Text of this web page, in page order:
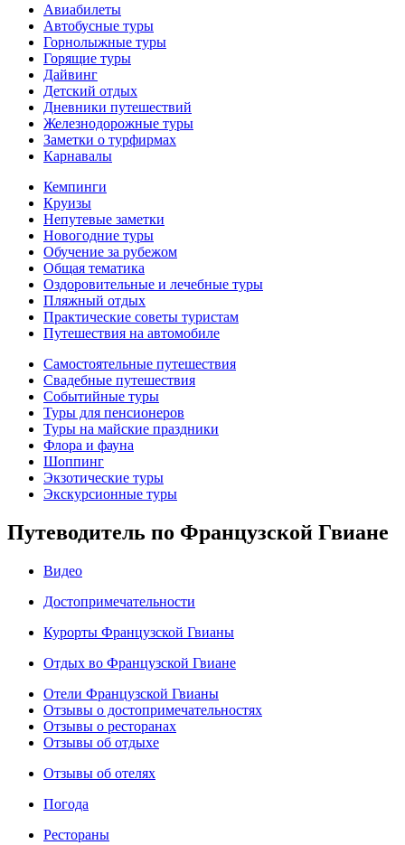
Авиабилеты
Автобусные туры
Горнолыжные туры
Горящие туры
Дайвинг
Детский отдых
Дневники путешествий
Железнодорожные туры
Заметки о турфирмах
Карнавалы
Кемпинги
Круизы
Непутевые заметки
Новогодние туры
Обучение за рубежом
Общая тематика
Оздоровительные и лечебные туры
Пляжный отдых
Практические советы туристам
Путешествия на автомобиле
Самостоятельные путешествия
Свадебные путешествия
Событийные туры
Туры для пенсионеров
Туры на майские праздники
Флора и фауна
Шоппинг
Экзотические туры
Экскурсионные туры
Путеводитель по Французской Гвиане
Видео
Достопримечательности
Курорты Французской Гвианы
Отдых во Французской Гвиане
Отели Французской Гвианы
Отзывы о достопримечательностях
Отзывы о ресторанах
Отзывы об отдыхе
Отзывы об отелях
Погода
Рестораны